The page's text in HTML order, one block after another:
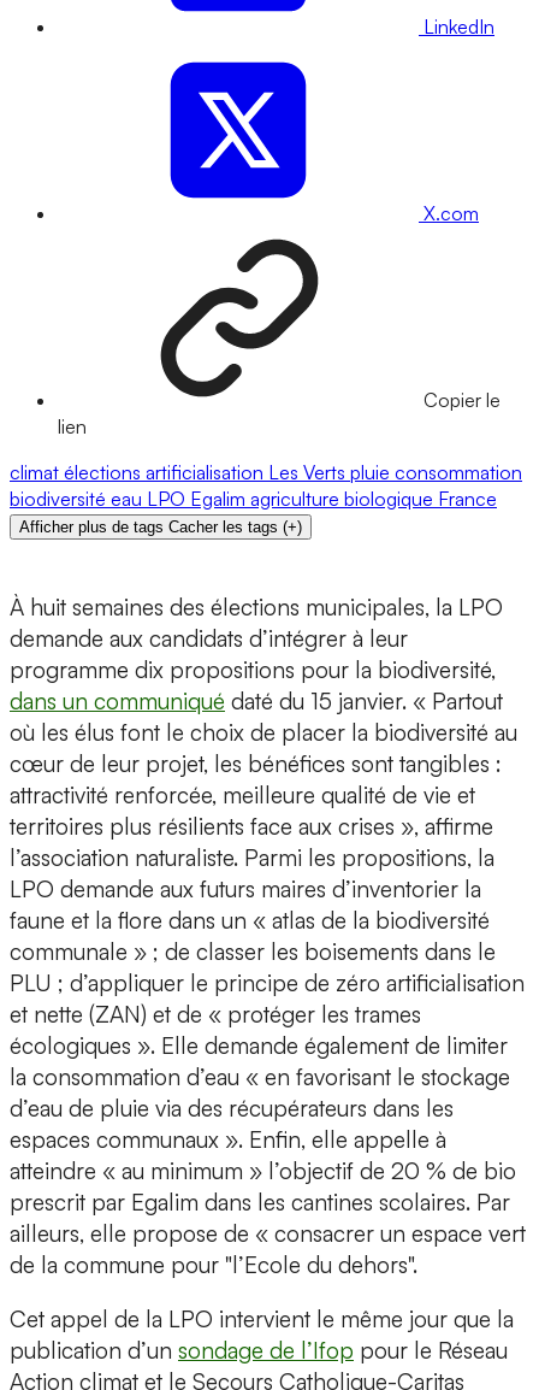
LinkedIn
X.com
Copier le
lien
climat élections artificialisation Les Verts pluie consommation
biodiversité eau LPO Egalim agriculture biologique France
Afficher plus de tags Cacher les tags (+)
À huit semaines des élections municipales, la LPO
demande aux candidats d’intégrer à leur
programme dix propositions pour la biodiversité,
dans un communiqué daté du 15 janvier. « Partout
où les élus font le choix de placer la biodiversité au
cœur de leur projet, les bénéfices sont tangibles :
attractivité renforcée, meilleure qualité de vie et
territoires plus résilients face aux crises », affirme
l’association naturaliste. Parmi les propositions, la
LPO demande aux futurs maires d’inventorier la
faune et la flore dans un « atlas de la biodiversité
communale » ; de classer les boisements dans le
PLU ; d’appliquer le principe de zéro artificialisation
et nette (ZAN) et de « protéger les trames
écologiques ». Elle demande également de limiter
la consommation d’eau « en favorisant le stockage
d’eau de pluie via des récupérateurs dans les
espaces communaux ». Enfin, elle appelle à
atteindre « au minimum » l’objectif de 20 % de bio
prescrit par Egalim dans les cantines scolaires. Par
ailleurs, elle propose de « consacrer un espace vert
de la commune pour "l’Ecole du dehors".
Cet appel de la LPO intervient le même jour que la
publication d’un sondage de l’Ifop pour le Réseau
Action climat et le Secours Catholique-Caritas